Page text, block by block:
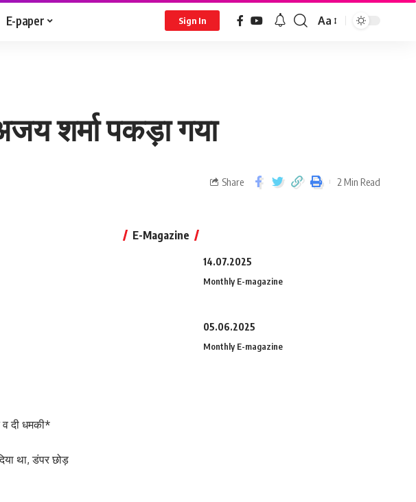
E-paper Sign In Aa
शर्मा पकड़ा गया
Share 2 Min Read
व दी धमकी*
था, डंपर छोड़
E-Magazine
14.07.2025
Monthly E-magazine
05.06.2025
Monthly E-magazine